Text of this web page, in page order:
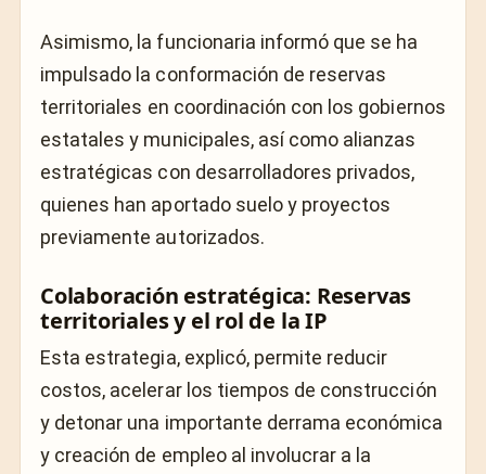
Asimismo, la funcionaria informó que se ha
impulsado la conformación de reservas
territoriales en coordinación con los gobiernos
estatales y municipales, así como alianzas
estratégicas con desarrolladores privados,
quienes han aportado suelo y proyectos
previamente autorizados.
Colaboración estratégica: Reservas
territoriales y el rol de la IP
Esta estrategia, explicó, permite reducir
costos, acelerar los tiempos de construcción
y detonar una importante derrama económica
y creación de empleo al involucrar a la